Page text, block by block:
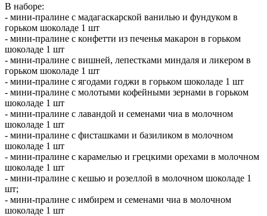
В наборе:
- мини-пралине с мадагаскарской ванилью и фундуком в
горьком шоколаде 1 шт
- мини-пралине с конфетти из печенья макарон в горьком
шоколаде 1 шт
- мини-пралине с вишней, лепестками миндаля и ликером в
горьком шоколаде 1 шт
- мини-пралине с ягодами годжи в горьком шоколаде 1 шт
- мини-пралине с молотыми кофейными зернами в горьком
шоколаде 1 шт
- мини-пралине с лавандой и семенами чиа в молочном
шоколаде 1 шт
- мини-пралине с фисташками и базиликом в молочном
шоколаде 1 шт
- мини-пралине с карамелью и грецкими орехами в молочном
шоколаде 1 шт
- мини-пралине с кешью и розеллой в молочном шоколаде 1
шт;
- мини-пралине с имбирем и семенами чиа в молочном
шоколаде 1 шт